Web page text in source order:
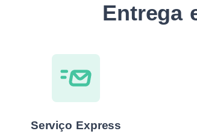
Entrega
Serviço Express